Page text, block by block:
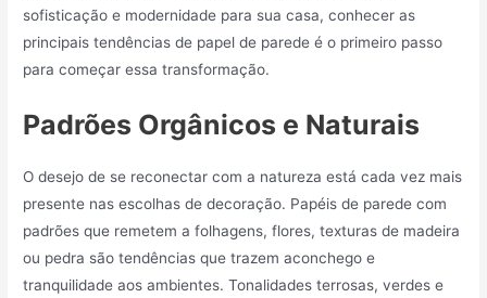
sofisticação e modernidade para sua casa, conhecer as
principais tendências de papel de parede é o primeiro passo
para começar essa transformação.
Padrões Orgânicos e Naturais
O desejo de se reconectar com a natureza está cada vez mais
presente nas escolhas de decoração. Papéis de parede com
padrões que remetem a folhagens, flores, texturas de madeira
ou pedra são tendências que trazem aconchego e
tranquilidade aos ambientes. Tonalidades terrosas, verdes e